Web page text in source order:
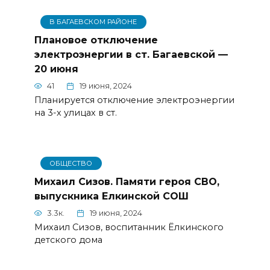
В БАГАЕВСКОМ РАЙОНЕ
Плановое отключение
электроэнергии в ст. Багаевской —
20 июня
41 19 июня, 2024
Планируется отключение электроэнергии
на 3-х улицах в ст.
ОБЩЕСТВО
Михаил Сизов. Памяти героя СВО,
выпускника Елкинской СОШ
3.3к. 19 июня, 2024
Михаил Сизов, воспитанник Ёлкинского
детского дома